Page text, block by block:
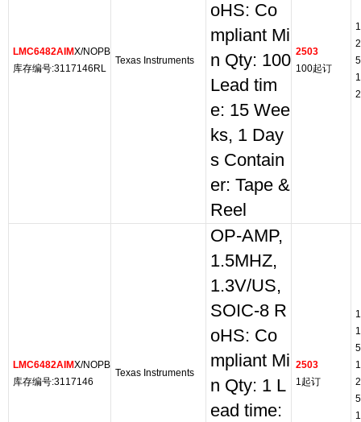
LMC6482AIMX/NOPB
库存编号:3117146RL
Texas Instruments
oHS: Co
mpliant Mi
n Qty: 100
Lead tim
e: 15 Wee
ks, 1 Day
s Contain
er: Tape &
Reel
2503
100起订
LMC6482AIMX/NOPB
库存编号:3117146
Texas Instruments
OP-AMP,
1.5MHZ,
1.3V/US,
SOIC-8 R
oHS: Co
mpliant Mi
n Qty: 1 L
ead time:
2503
1起订